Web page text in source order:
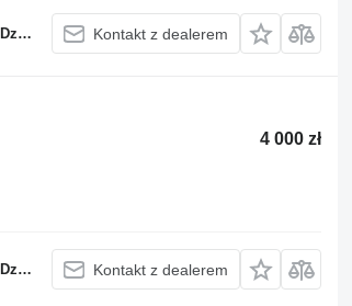
Kontakt z dealerem
4 000 zł
Kontakt z dealerem